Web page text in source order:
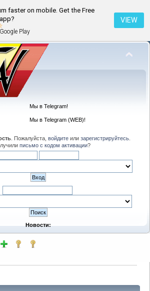
faster on mobile. Get the Free
Play
VIEW
Мы в Telegram!
Мы в Telegram (WEB)!
. Пожалуйста, войдитеили зарегистрируйтесь.
письмо с кодом активации?
Новости: